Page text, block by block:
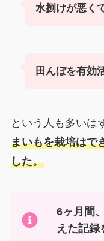
水捌けが悪く
田んぼを有効
という人も多いは
まいもを栽培はで
した。
6ヶ月間
えた記録